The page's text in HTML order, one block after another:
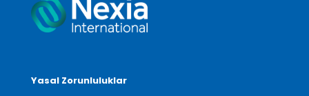
Yasal Zorunluluklar